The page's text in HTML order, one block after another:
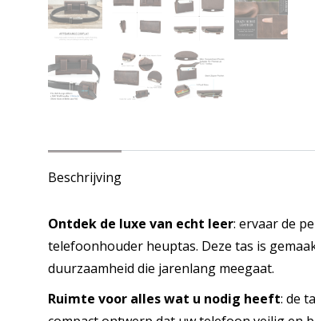
Beschrijving
Ontdek de luxe van echt leer: ervaar de
telefoonhouder heuptas. Deze tas is
duurzaamheid die jarenlang meegaat.
Ruimte voor alles wat u nodig heeft: de